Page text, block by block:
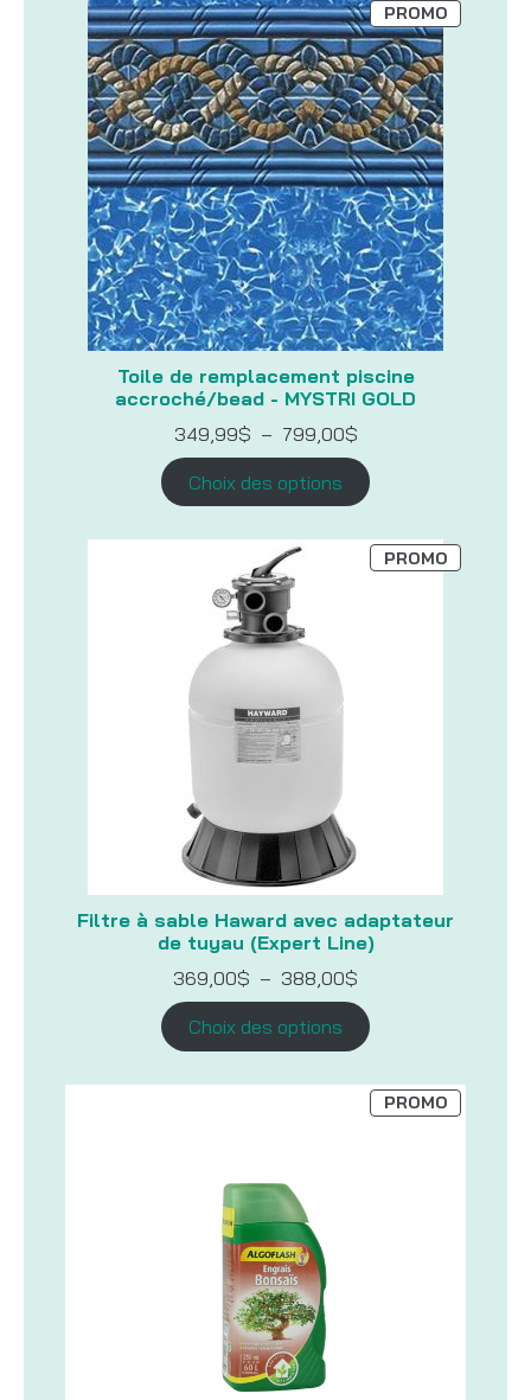
Toile de remplacement piscine
accroché/bead - MYSTRI GOLD
PROMOPRODUIT
EN
349,99$ – 799,00$Plage
prix :
349,99$
à
Choix des options
Filtre à sable Haward avec adaptateur
de tuyau (Expert Line)
PROMOPRODUIT
EN
369,00$ – 388,00$
prix :
369,00$
à
Choix des options
PROMOPRODUIT
EN